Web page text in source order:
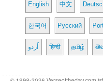
English 中文
한국어 Русский
اُردو हिन्दी தமிழ்